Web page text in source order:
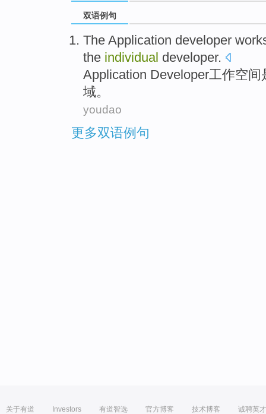
双语例句
The Application developer
the individual developer.
Application Developer工作空间
域。
youdao
更多双语例句
关于有道 Investors 有道智选 官方博客 技术博客 诚聘英才